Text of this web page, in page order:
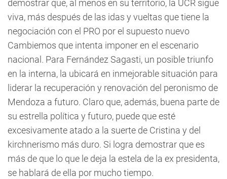
demostrar que, al menos en su territorio, la UCR sigue
viva, más después de las idas y vueltas que tiene la
negociación con el PRO por el supuesto nuevo
Cambiemos que intenta imponer en el escenario
nacional. Para Fernández Sagasti, un posible triunfo
en la interna, la ubicará en inmejorable situación para
liderar la recuperación y renovación del peronismo de
Mendoza a futuro. Claro que, además, buena parte de
su estrella política y futuro, puede que esté
excesivamente atado a la suerte de Cristina y del
kirchnerismo más duro. Si logra demostrar que es
más de que lo que le deja la estela de la ex presidenta,
se hablará de ella por mucho tiempo.